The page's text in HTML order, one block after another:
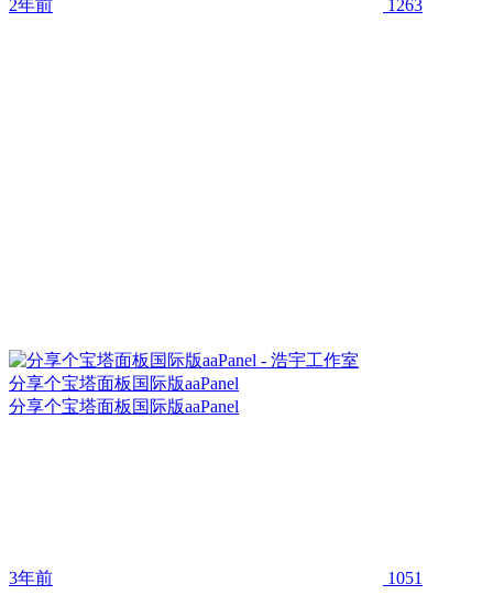
2年前 1263
分享个宝塔面板国际版aaPanel
分享个宝塔面板国际版aaPanel
3年前 1051